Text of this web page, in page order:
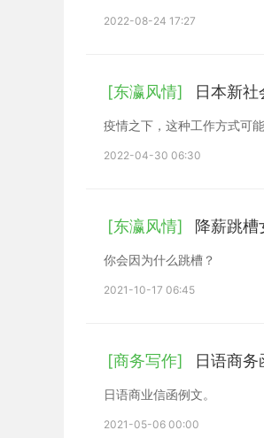
2022-08-24 17:27
[东瀛风情] 日本新社
疫情之下，这种工作方式可
2022-04-30 06:30
[东瀛风情] 降薪跳
你会因为什么跳槽？
2021-10-17 06:45
[商务写作] 日语商务
日语商业信函例文。
2021-05-06 00:00